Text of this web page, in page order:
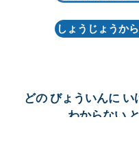
しょうじょうか
どの びょういんに い
わからない